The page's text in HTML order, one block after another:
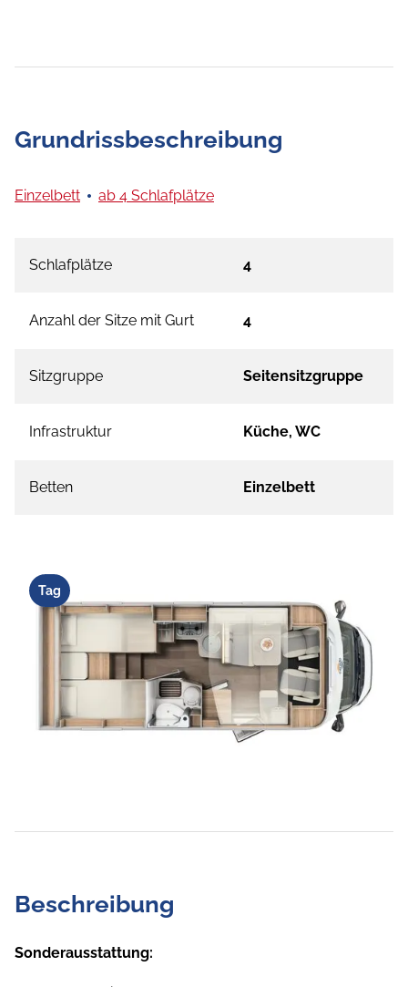
Grundrissbeschreibung
Einzelbett ab 4 Schlafplätze
Schlafplätze 4
Anzahl der Sitze mit Gurt 4
Sitzgruppe Seitensitzgruppe
Infrastruktur Küche, WC
Betten Einzelbett
Tag
Beschreibung
Sonderausstattung: